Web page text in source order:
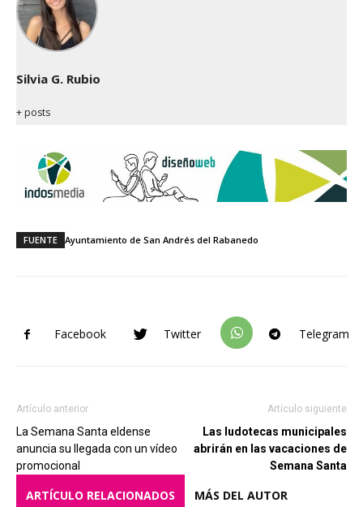
Silvia G. Rubio
+ posts
FUENTE Ayuntamiento de San Andrés del Rabanedo
Facebook Twitter Telegram
Artículo anterior
La Semana Santa eldense
anuncia su llegada con un vídeo
promocional
Artículo siguiente
Las ludotecas municipales
abrirán en las vacaciones de
Semana Santa
ARTÍCULO RELACIONADOS MÁS DEL AUTOR